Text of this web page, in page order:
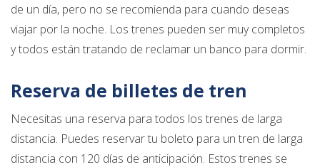
de un día, pero no se recomienda para cuando deseas
viajar por la noche. Los trenes pueden ser muy completos
y todos están tratando de reclamar un banco para dormir.
Reserva de billetes de tren
Necesitas una reserva para todos los trenes de larga
distancia. Puedes reservar tu boleto para un tren de larga
distancia con 120 días de anticipación. Estos trenes se